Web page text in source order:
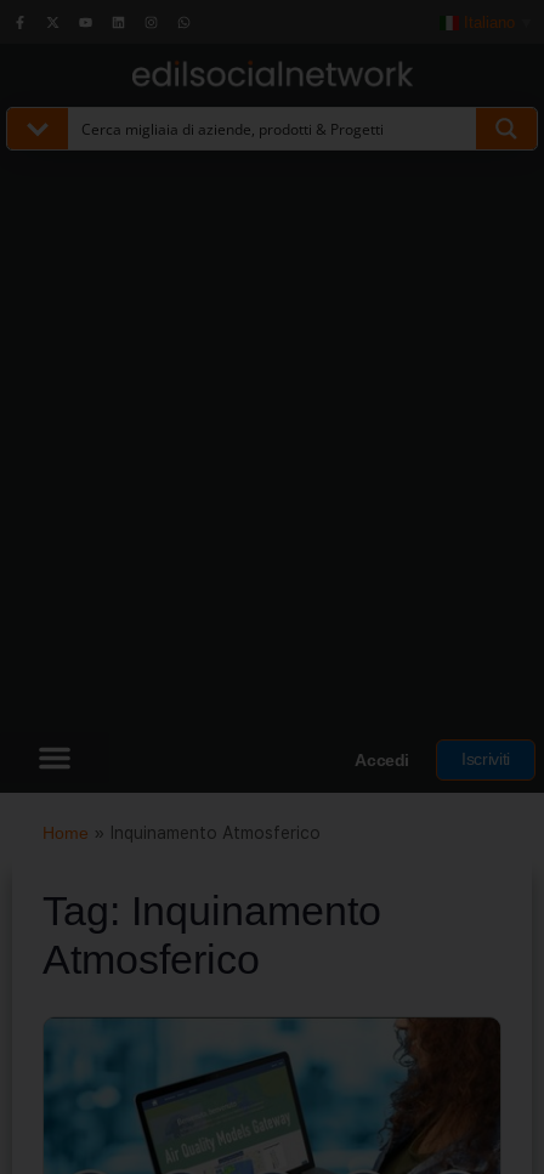
Italiano
Accedi Iscriviti
Home » Inquinamento Atmosferico
Tag: Inquinamento
Atmosferico